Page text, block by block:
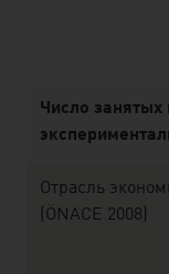
Число занятых
Отрасль
(ÖNACE 2008)